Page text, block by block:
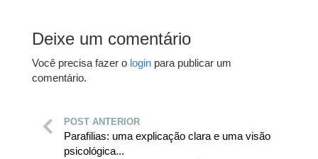
Deixe um comentário
Você precisa fazer o login para publicar um
comentário.
POST ANTERIOR
Parafilias: uma explicação clara e uma visão
psicológica...